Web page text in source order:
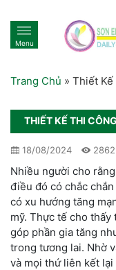
Menu
Trang Chủ » Thiết
THIẾT KẾ THI
18/08/2024
Nhiều người cho
điều đó có chắc
có xu hướng tăng
mỹ. Thực tế cho thấy
góp phần gia tăng
trong tương lai. Nhờ
và mọi thứ liên kết